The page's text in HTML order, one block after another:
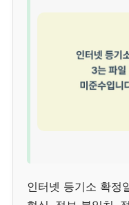
인터넷 등기소 확정